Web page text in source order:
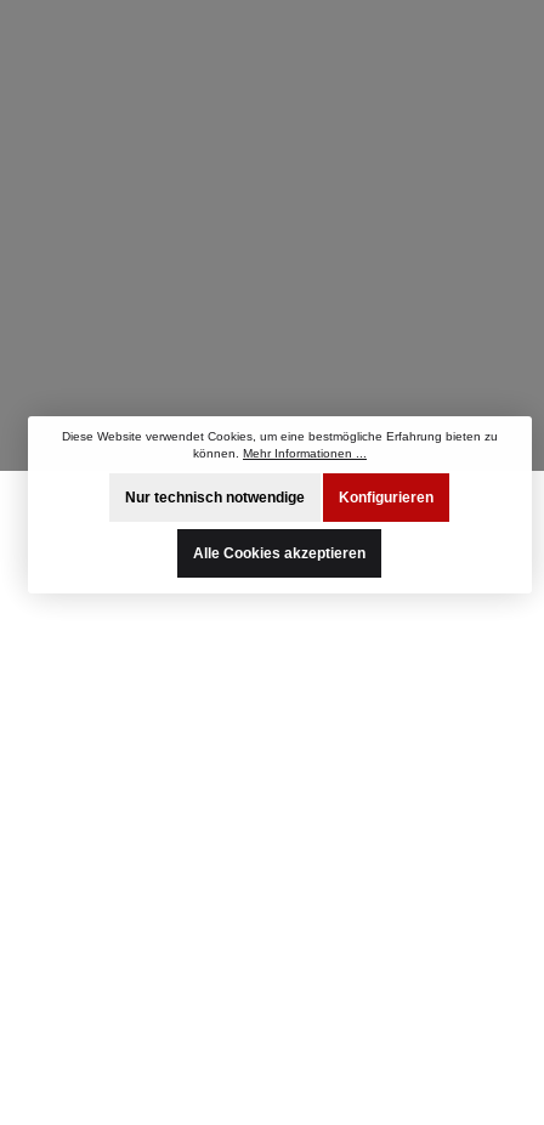
Diese Website verwendet Cookies, um eine bestmögliche Erfahrung bieten zu
können. Mehr Informationen ...
Nur technisch notwendige Konfigurieren
Alle Cookies akzeptieren